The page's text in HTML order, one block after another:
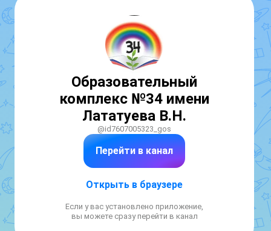
Образовательный
комплекс №34 имени
Лататуева В.Н.
@id7607005323_gos
Перейти в канал
Открыть в браузере
Если у вас установлено приложение,
вы можете сразу перейти в канал